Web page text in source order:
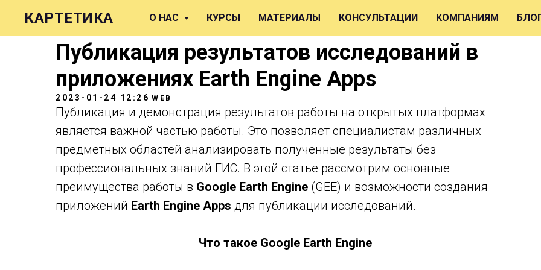
КАРТЕТИКА О НАС КУРСЫ МАТЕРИАЛЫ КОНСУЛЬТАЦИИ КОМПАНИЯМ
Публикация результатов исследований в
приложениях Earth Engine Apps
2023-01-24 12:26 WEB
Публикация и демонстрация результатов работы на открытых платформах
является важной частью работы. Это позволяет специалистам различных
предметных областей анализировать полученные результаты без
профессиональных знаний ГИС. В этой статье рассмотрим основные
преимущества работы в Google Earth Engine (GEE) и возможности создания
приложений Earth Engine Apps для публикации исследований.
Что такое Google Earth Engine